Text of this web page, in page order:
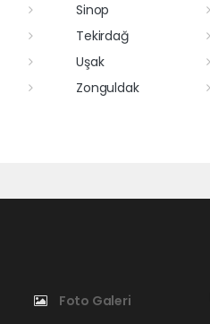
Sinop
Tekirdağ
Uşak
Zonguldak
Foto Galeri